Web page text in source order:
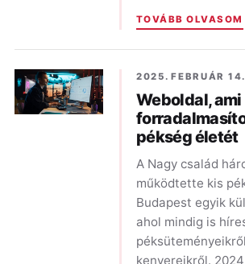
TOVÁBB OLVASOM
2025. FEBRUÁR 14.
Weboldal, ami
pékség életét
A Nagy család
működtette kis
Budapest egyik
ahol mindig is
kenyereikről.